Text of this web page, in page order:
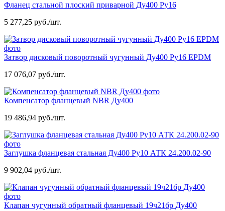
Фланец стальной плоский приварной Ду400 Ру16
5 277,25 руб./шт.
Затвор дисковый поворотный чугунный Ду400 Ру16 EPDM
17 076,07 руб./шт.
Компенсатор фланцевый NBR Ду400
19 486,94 руб./шт.
Заглушка фланцевая стальная Ду400 Ру10 АТК 24.200.02-90
9 902,04 руб./шт.
Клапан чугунный обратный фланцевый 19ч21бр Ду400